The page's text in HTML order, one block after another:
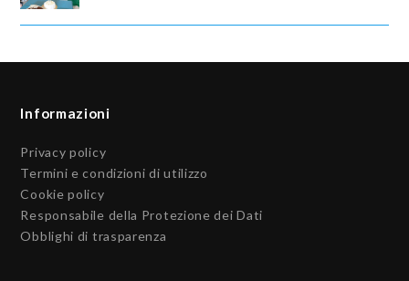
Informazioni
Privacy policy
Termini e condizioni di utilizzo
Cookie policy
Responsabile della Protezione dei Dati
Obblighi di trasparenza